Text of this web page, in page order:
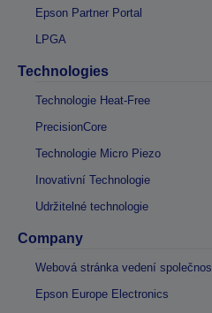
Epson Partner Portal
LPGA
Technologies
Technologie Heat-Free
PrecisionCore
Technologie Micro Piezo
Inovativní Technologie
Udržitelné technologie
Company
Webová stránka vedení
Epson Europe Electronics